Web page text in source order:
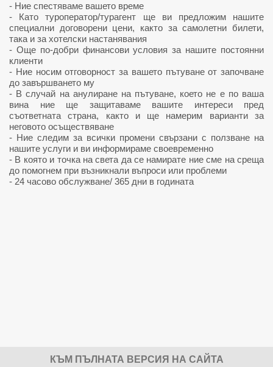
- Ние спестяваме вашето време
- Като туроператор/турагент ще ви предложим нашите
специални договорени цени, както за самолетни билети,
така и за хотелски настанявания
- Още по-добри финансови условия за нашите постоянни
клиенти
- Ние носим отговорност за вашето пътуване от започване
до завършването му
- В случай на анулиране на пътуване, което не е по ваша
вина ние ще защитаваме вашите интереси пред
съответната страна, както и ще намерим варианти за
неговото осъществяване
- Ние следим за всички промени свързани с ползване на
нашите услуги и ви информираме своевременно
- В която и точка на света да се намирате ние сме на среща
до помогнем при възникнали въпроси или проблеми
- 24 часово обслужване/ 365 дни в годината
КЪМ ПЪЛНАТА ВЕРСИЯ НА САЙТА